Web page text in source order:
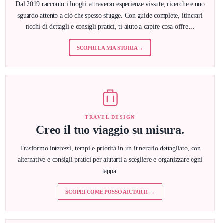
Dal 2019 racconto i luoghi attraverso esperienze vissute, ricerche e uno
sguardo attento a ciò che spesso sfugge. Con guide complete, itinerari
ricchi di dettagli e consigli pratici, ti aiuto a capire cosa offre…
SCOPRI LA MIA STORIA →
TRAVEL DESIGN
Creo il tuo viaggio su misura.
Trasformo interessi, tempi e priorità in un itinerario dettagliato, con
alternative e consigli pratici per aiutarti a scegliere e organizzare ogni
tappa.
SCOPRI COME POSSO AIUTARTI →